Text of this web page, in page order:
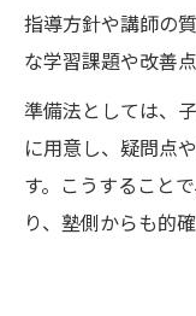
指導方針や講師の
な学習課題や改善
準備法としては、
に用意し、疑問点
す。こうすること
り、塾側からも的